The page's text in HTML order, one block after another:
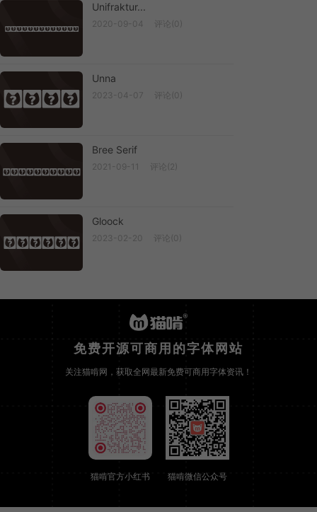
Unifraktur...
Unifraktur...
2020-09-04 评论(0)
Unna
Unna
2023-04-07 评论(0)
Bree Serif
Bree Serif
2021-09-11 评论(2)
Gloock
Gloock
2023-02-20 评论(0)
免费开源可商用的字体网站
关注猫啃网，获取全网最新免费可商用字体资讯！
猫啃官方小红书 猫啃微信公众号